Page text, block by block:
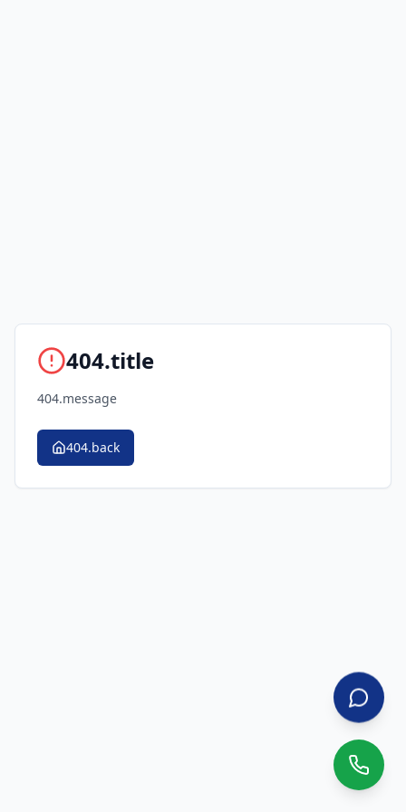
404.title
404.message
404.back